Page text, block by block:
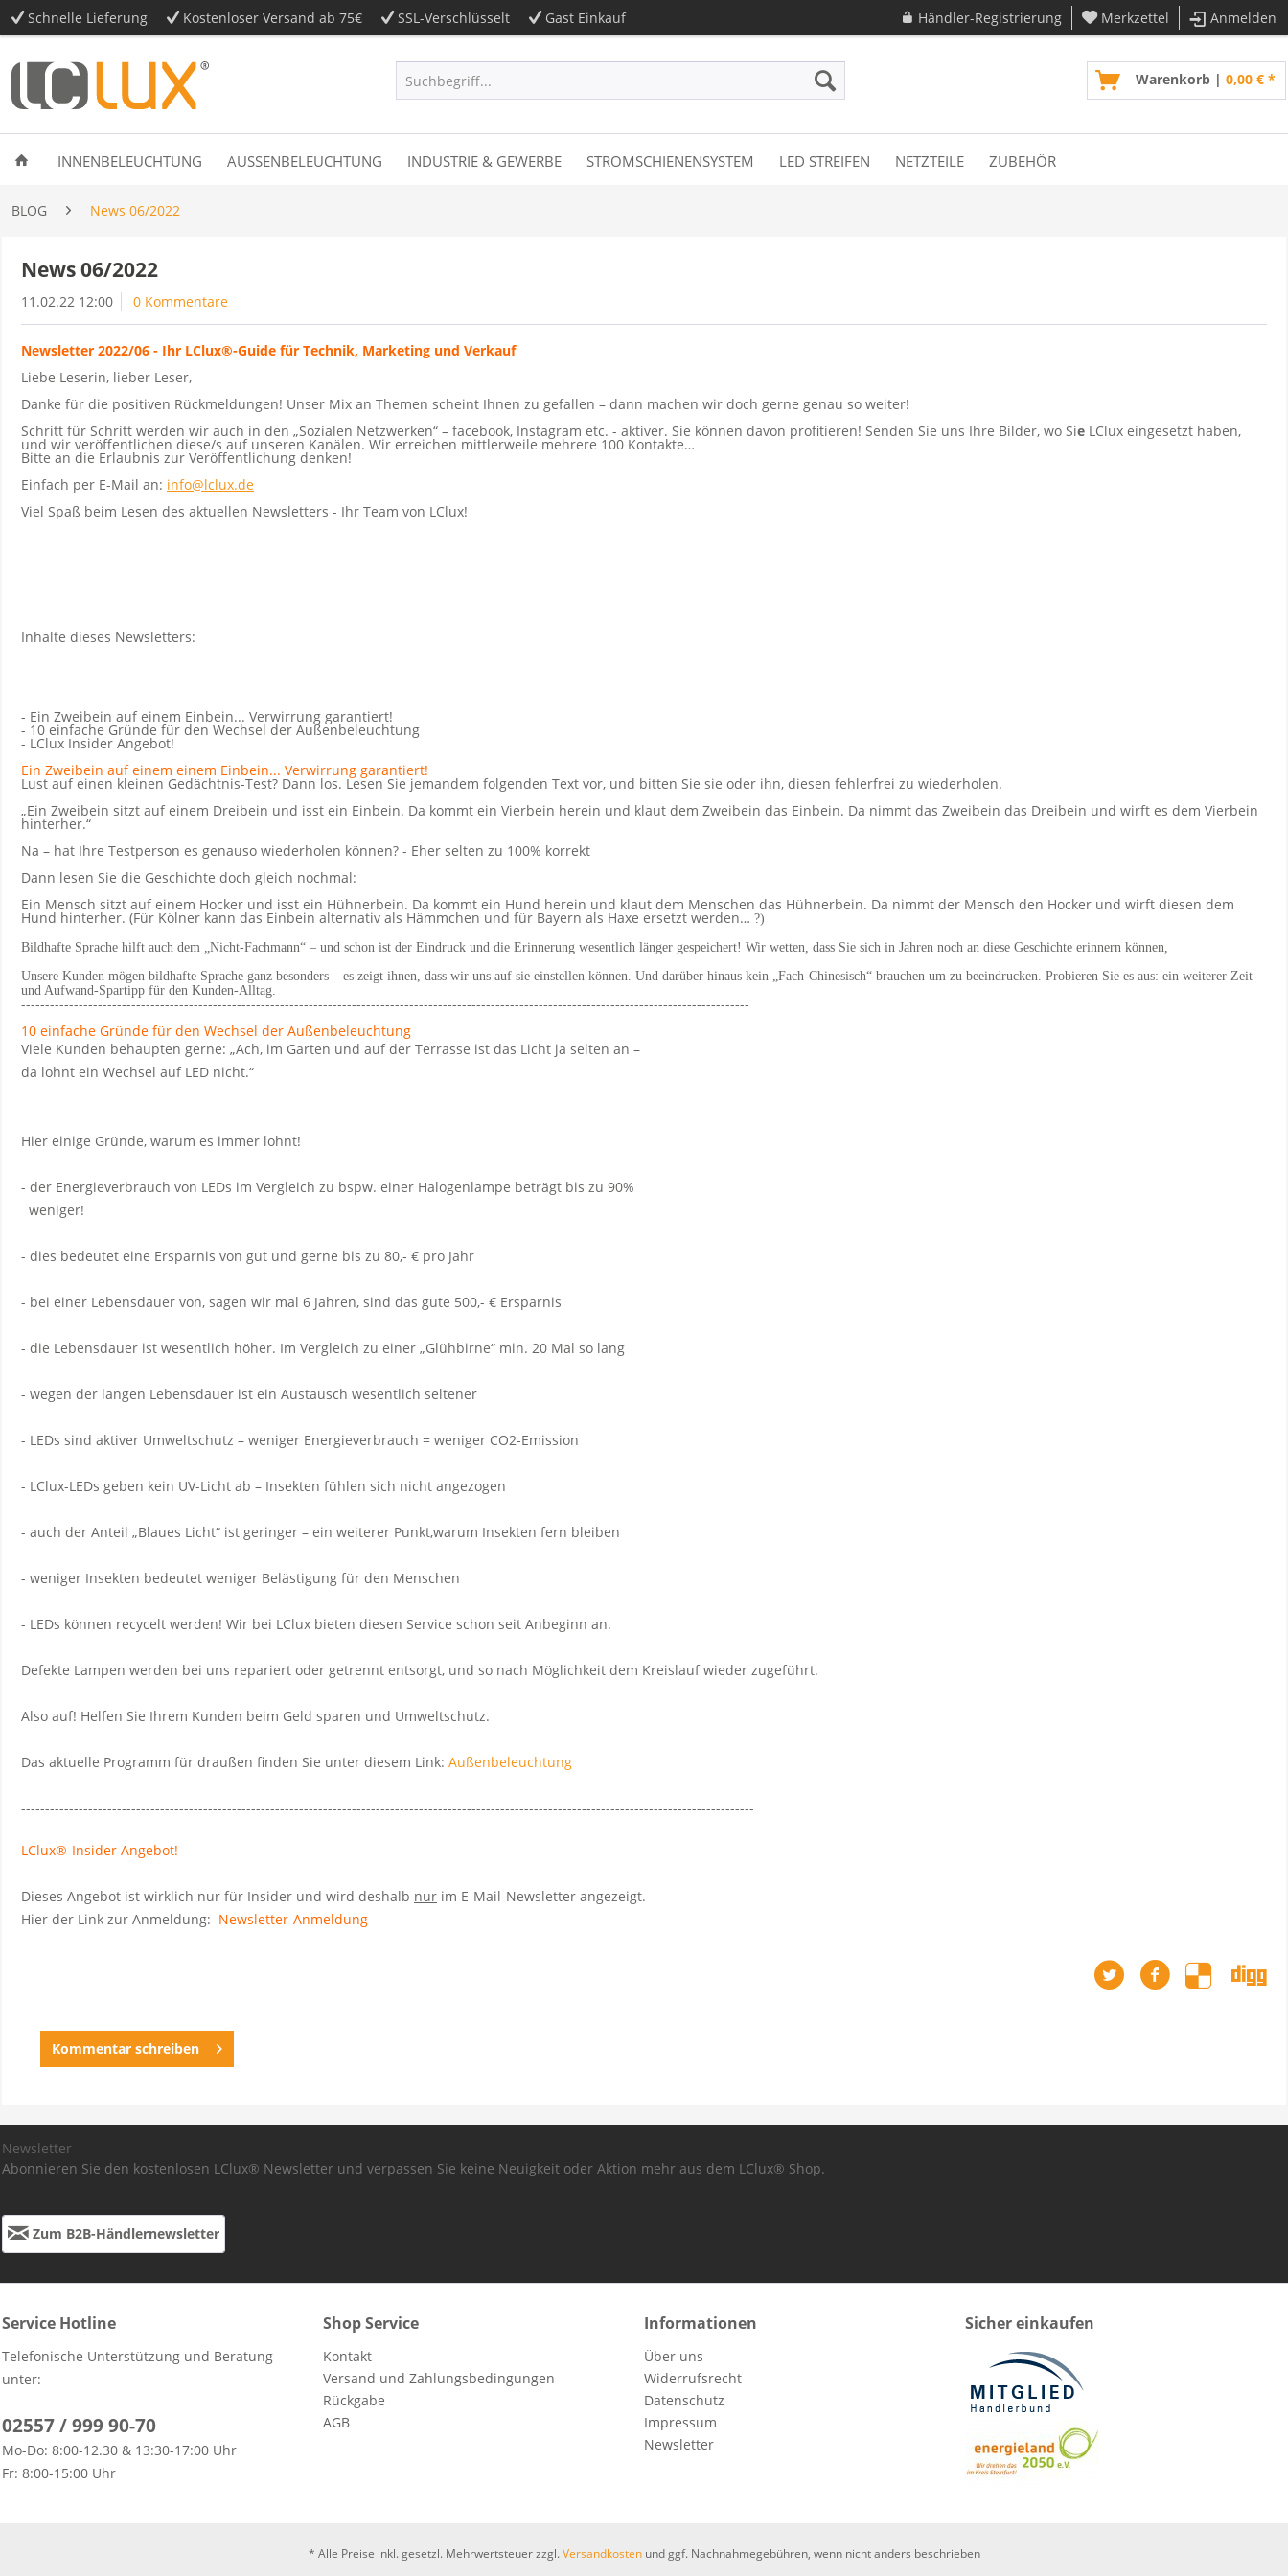
Schnelle Lieferung Kostenloser Versand ab 75€ SSL-Verschlüsselt Händler-Registrierung Merkzettel Anmelden
Gast Einkauf
Warenkorb | 0,00 € *
INNENBELEUCHTUNG AUSSENBELEUCHTUNG INDUSTRIE & GEWERBE STROMSCHIENENSYSTEM LED STREIFEN NETZTEILE ZUBEHÖR
BLOG News 06/2022
News 06/2022
11.02.22 12:00 0 Kommentare
Newsletter 2022/06 - Ihr LClux®-Guide für Technik, Marketing und Verkauf
Liebe Leserin, lieber Leser,
Danke für die positiven Rückmeldungen! Unser Mix an Themen scheint Ihnen zu gefallen – dann machen wir doch gerne genau so weiter!
Schritt für Schritt werden wir auch in den „Sozialen Netzwerken“ – facebook, Instagram etc. - aktiver. Sie können davon profitieren! Senden Sie uns Ihre Bilder, wo Sie LClux eingesetzt haben,
und wir veröffentlichen diese/s auf unseren Kanälen. Wir erreichen mittlerweile mehrere 100 Kontakte…
Bitte an die Erlaubnis zur Veröffentlichung denken!
Einfach per E-Mail an: info@lclux.de
Viel Spaß beim Lesen des aktuellen Newsletters - Ihr Team von LClux!
Inhalte dieses Newsletters:
- Ein Zweibein auf einem Einbein... Verwirrung garantiert!
- 10 einfache Gründe für den Wechsel der Außenbeleuchtung
- LClux Insider Angebot!
Ein Zweibein auf einem einem Einbein... Verwirrung garantiert!
Lust auf einen kleinen Gedächtnis-Test? Dann los. Lesen Sie jemandem folgenden Text vor, und bitten Sie sie oder ihn, diesen fehlerfrei zu wiederholen.
„Ein Zweibein sitzt auf einem Dreibein und isst ein Einbein. Da kommt ein Vierbein herein und klaut dem Zweibein das Einbein. Da nimmt das Zweibein das Dreibein und wirft es dem Vierbein
hinterher.“
Na – hat Ihre Testperson es genauso wiederholen können? - Eher selten zu 100% korrekt
Dann lesen Sie die Geschichte doch gleich nochmal:
Ein Mensch sitzt auf einem Hocker und isst ein Hühnerbein. Da kommt ein Hund herein und klaut dem Menschen das Hühnerbein. Da nimmt der Mensch den Hocker und wirft diesen dem
Hund hinterher. (Für Kölner kann das Einbein alternativ als Hämmchen und für Bayern als Haxe ersetzt werden… ?)
Bildhafte Sprache hilft auch dem „Nicht-Fachmann“ – und schon ist der Eindruck und die Erinnerung wesentlich länger gespeichert! Wir wetten, dass Sie sich in Jahren noch an diese Geschichte erinnern können,
Unsere Kunden mögen bildhafte Sprache ganz besonders – es zeigt ihnen, dass wir uns auf sie einstellen können. Und darüber hinaus kein „Fach-Chinesisch“ brauchen um zu beeindrucken. Probieren Sie es aus: ein weiterer Zeit-
und Aufwand-Spartipp für den Kunden-Alltag.
--------------------------------------------------------------------------------------------------------------------------------------------------------
10 einfache Gründe für den Wechsel der Außenbeleuchtung
Viele Kunden behaupten gerne: „Ach, im Garten und auf der Terrasse ist das Licht ja selten an –
da lohnt ein Wechsel auf LED nicht.“
Hier einige Gründe, warum es immer lohnt!
- der Energieverbrauch von LEDs im Vergleich zu bspw. einer Halogenlampe beträgt bis zu 90%
weniger!
- dies bedeutet eine Ersparnis von gut und gerne bis zu 80,- € pro Jahr
- bei einer Lebensdauer von, sagen wir mal 6 Jahren, sind das gute 500,- € Ersparnis
- die Lebensdauer ist wesentlich höher. Im Vergleich zu einer „Glühbirne“ min. 20 Mal so lang
- wegen der langen Lebensdauer ist ein Austausch wesentlich seltener
- LEDs sind aktiver Umweltschutz – weniger Energieverbrauch = weniger CO2-Emission
- LClux-LEDs geben kein UV-Licht ab – Insekten fühlen sich nicht angezogen
- auch der Anteil „Blaues Licht“ ist geringer – ein weiterer Punkt,warum Insekten fern bleiben
- weniger Insekten bedeutet weniger Belästigung für den Menschen
- LEDs können recycelt werden! Wir bei LClux bieten diesen Service schon seit Anbeginn an.
Defekte Lampen werden bei uns repariert oder getrennt entsorgt, und so nach Möglichkeit dem Kreislauf wieder zugeführt.
Also auf! Helfen Sie Ihrem Kunden beim Geld sparen und Umweltschutz.
Das aktuelle Programm für draußen finden Sie unter diesem Link: Außenbeleuchtung
---------------------------------------------------------------------------------------------------------------------------------------------------------
LClux®-Insider Angebot!
Dieses Angebot ist wirklich nur für Insider und wird deshalb nur im E-Mail-Newsletter angezeigt.
Hier der Link zur Anmeldung: Newsletter-Anmeldung
Kommentar schreiben
Newsletter
Abonnieren Sie den kostenlosen LClux® Newsletter und verpassen Sie keine Neuigkeit oder Aktion mehr aus dem LClux® Shop.
Zum B2B-Händlernewsletter
Service Hotline
Telefonische Unterstützung und Beratung
unter:
02557 / 999 90-70
Mo-Do: 8:00-12.30 & 13:30-17:00 Uhr
Fr: 8:00-15:00 Uhr
Shop Service
Kontakt
Versand und Zahlungsbedingungen
Rückgabe
AGB
Informationen
Über uns
Widerrufsrecht
Datenschutz
Impressum
Newsletter
Sicher einkaufen
* Alle Preise inkl. gesetzl. Mehrwertsteuer zzgl.Versandkostenund ggf. Nachnahmegebühren, wenn nicht anders beschrieben